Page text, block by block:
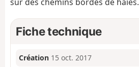
Fiche technique
Création 15 oct. 2017